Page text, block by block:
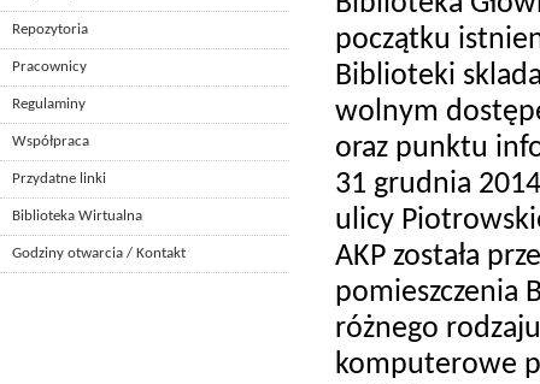
Repozytoria
Pracownicy
Regulaminy
Współpraca
Przydatne linki
Biblioteka Wirtualna
Godziny otwarcia / Kontakt
początku
Biblioteki
wolnym
oraz punktu
31 grudnia
ulicy
AKP została
pomieszczenia
różnego
komputerowe